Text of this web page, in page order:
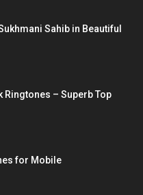
Sahib in Beautiful
Ringtones – Superb Top
for Mobile